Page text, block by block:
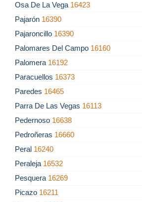
Osa De La Vega 16423
Pajarón 16390
Pajaroncillo 16390
Palomares Del Campo 16160
Palomera 16192
Paracuellos 16373
Paredes 16465
Parra De Las Vegas 16113
Pedernoso 16638
Pedroñeras 16660
Peral 16240
Peraleja 16532
Pesquera 16269
Picazo 16211